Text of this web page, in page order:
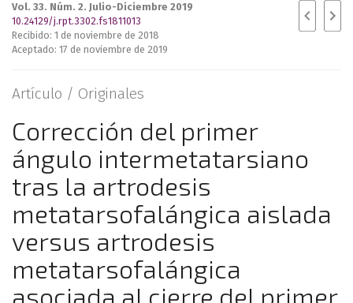
Vol. 33. Núm. 2. Julio-Diciembre 2019
10.24129/j.rpt.3302.fs1811013
Recibido: 1 de noviembre de 2018
Aceptado: 17 de noviembre de 2019
Artículo / Originales
Corrección del primer
ángulo intermetatarsiano
tras la artrodesis
metatarsofalángica aislada
versus artrodesis
metatarsofalángica
asociada al cierre del primer